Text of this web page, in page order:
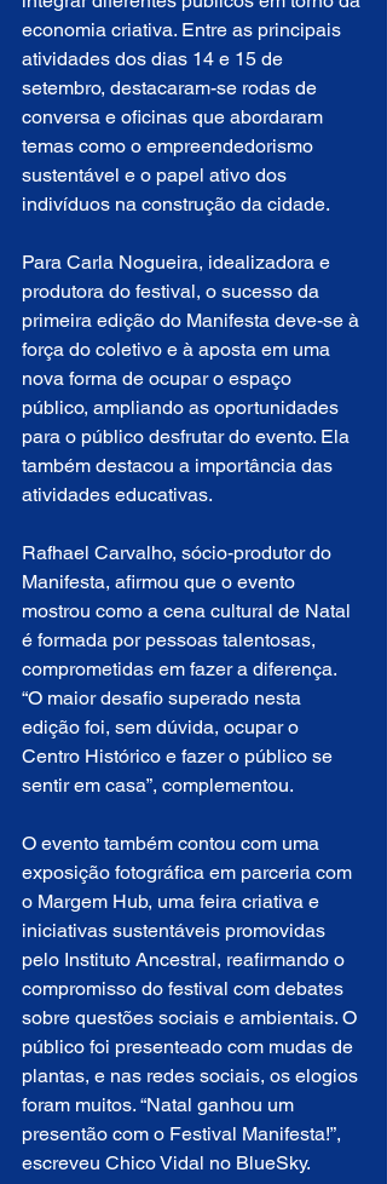
economia criativa. Entre as principais
atividades dos dias 14 e 15 de
setembro, destacaram-se rodas de
conversa e oficinas que abordaram
temas como o empreendedorismo
sustentável e o papel ativo dos
indivíduos na construção da cidade.
Para Carla Nogueira, idealizadora e
produtora do festival, o sucesso da
primeira edição do Manifesta deve-se à
força do coletivo e à aposta em uma
nova forma de ocupar o espaço
público, ampliando as oportunidades
para o público desfrutar do evento. Ela
também destacou a importância das
atividades educativas.
Rafhael Carvalho, sócio-produtor do
Manifesta, afirmou que o evento
mostrou como a cena cultural de Natal
é formada por pessoas talentosas,
comprometidas em fazer a diferença.
“O maior desafio superado nesta
edição foi, sem dúvida, ocupar o
Centro Histórico e fazer o público se
sentir em casa”, complementou.
O evento também contou com uma
exposição fotográfica em parceria com
o Margem Hub, uma feira criativa e
iniciativas sustentáveis promovidas
pelo Instituto Ancestral, reafirmando o
compromisso do festival com debates
sobre questões sociais e ambientais. O
público foi presenteado com mudas de
plantas, e nas redes sociais, os elogios
foram muitos. “Natal ganhou um
presentão com o Festival Manifesta!”,
escreveu Chico Vidal no BlueSky.